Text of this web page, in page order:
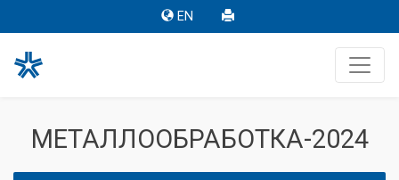
EN
МЕТАЛЛООБРАБОТКА-2024